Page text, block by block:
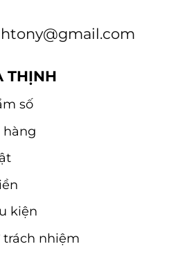
THỊNH
số
hàng
kiện
trách nhiệm